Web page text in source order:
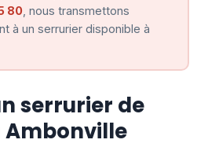
80 , nous transmettons
à un serrurier disponible à
serrurier de